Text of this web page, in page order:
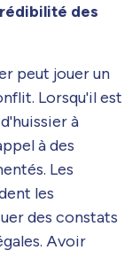
des
peut jouer un
Lorsqu'il est
à
à des
Les
les
des constats
Avoir